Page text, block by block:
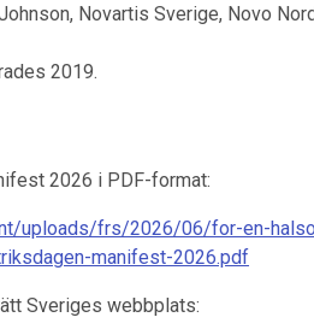
Novartis Sverige, Novo
2019.
2026 i PDF-format:
uploads/frs/2026/06/for-en-
manifest-2026.pdf
Sveriges webbplats: